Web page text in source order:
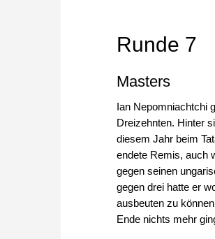
Runde 7
Masters
Ian Nepomniachtchi
Dreizehnten. Hinter
diesem Jahr beim
endete Remis, auch
gegen seinen
gegen drei hatte er
ausbeuten zu
Ende nichts mehr